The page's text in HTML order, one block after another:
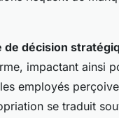
de décision
impactant ainsi
employés
se traduit